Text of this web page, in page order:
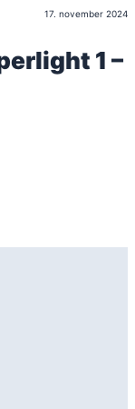
17. november 2024
1 –